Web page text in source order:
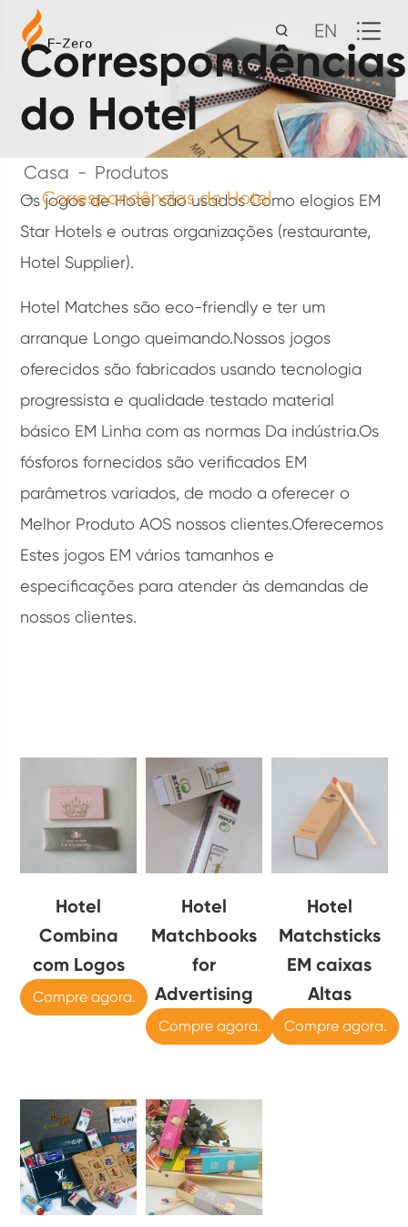
EN
Correspondências
do Hotel
Casa
Produtos
Correspondências do Hotel
Os jogos de Hotel são usados Como elogios EM
Star Hotels e outras organizações (restaurante,
Hotel Supplier).
Hotel Matches são eco-friendly e ter um
arranque Longo queimando.Nossos jogos
oferecidos são fabricados usando tecnologia
progressista e qualidade testado material
básico EM Linha com as normas Da indústria.Os
fósforos fornecidos são verificados EM
parâmetros variados, de modo a oferecer o
Melhor Produto AOS nossos clientes.Oferecemos
Estes jogos EM vários tamanhos e
especificações para atender às demandas de
nossos clientes.
Hotel
Combina
com Logos
Compre agora.
Hotel
Matchbooks
for
Advertising
Compre agora.
Hotel
Matchsticks
EM caixas
Altas
Compre agora.